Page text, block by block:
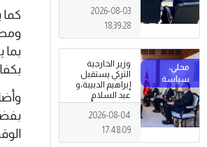
الجرائم المالية
وتهديدات الأمن
القومي
2026-08-03
18:39:28
وزير الخارجية
التركي يستقبل
إبراهيم الدبيبة،و
عبد السلام
الزوبي في أنقرة
2026-08-04
17:48:09
بما